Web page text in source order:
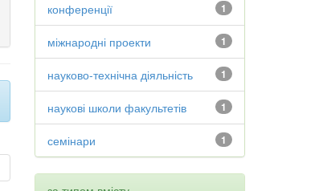
1
конференції
1
міжнародні проекти
1
науково-технічна діяльність
1
наукові школи факультетів
1
семінари